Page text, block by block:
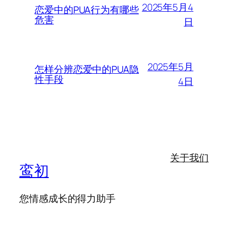
恋爱中的PUA行为有哪些
危害
2025年5月4
日
怎样分辨恋爱中的PUA隐
性手段
2025年5月
4日
鸾初
您情感成长的得力助手
关于我们